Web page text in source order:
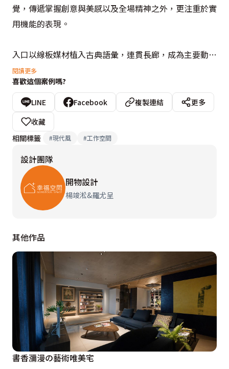
覺，傳遞掌握創意與美感以及全場精神之外，更注重於實
用機能的表現。
入口以線板媒材植入古典語彙，連貫長廊，成為主要動
線，休息區透過白色基調以及立面立體線條，裝飾出典雅
意象，天花角落以折角方式設計出紙張被掀開的意象，寓
意企業本身是用紙、視覺引申創意的公司。天花不做過分
的修飾，透過辦公區域上方的訂製燈架，呼應線板線條，
燈具則與書架的線條結合，表現裝置裝飾的實用性。
一米三寬度的長廊，兼具展示與收納之效，以韻律化的律
動表情，回應空間的和諧感受。辦公區讓古典意趣，藉由
線板造型透過貼紙黏貼的方式，表現在灰玻上，經由虛實
意象，傳遞通透、延伸的視角感受。整體透過著重視覺、
設計概念文字為【開物設計】提供
閱讀更多
喜歡這個案例嗎?
LINE Facebook 複製連結
更多
收藏
相關標籤
#現代風 #工作空間
設計團隊
開物設計
楊竣淞&羅尤呈
其他作品
書香瀰漫の藝術唯美宅